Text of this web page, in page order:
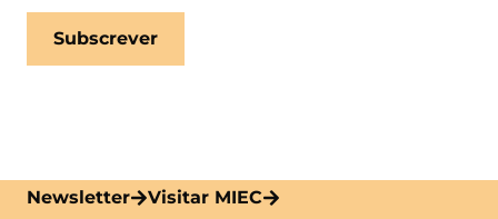
Newsletter Visitar MIEC